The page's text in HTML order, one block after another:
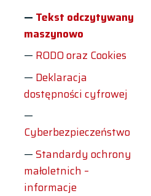
Tekst odczytywany
maszynowo
RODO oraz Cookies
Deklaracja
dostępności cyfrowej
Cyberbezpieczeństwo
Standardy ochrony
małoletnich –
informacje